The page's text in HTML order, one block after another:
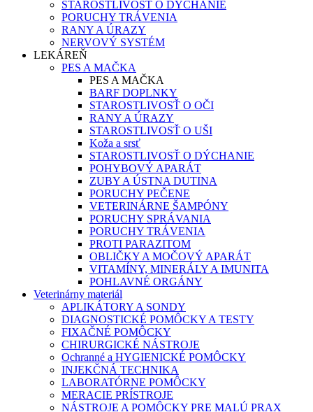
STAROSTLIVOSŤ O DÝCHANIE
PORUCHY TRÁVENIA
RANY A ÚRAZY
NERVOVÝ SYSTÉM
LEKÁREŇ
PES A MAČKA
PES A MAČKA
BARF DOPLNKY
STAROSTLIVOSŤ O OČI
RANY A ÚRAZY
STAROSTLIVOSŤ O UŠI
Koža a srsť
STAROSTLIVOSŤ O DÝCHANIE
POHYBOVÝ APARÁT
ZUBY A ÚSTNA DUTINA
PORUCHY PEČENE
VETERINÁRNE ŠAMPÓNY
PORUCHY SPRÁVANIA
PORUCHY TRÁVENIA
PROTI PARAZITOM
OBLIČKY A MOČOVÝ APARÁT
VITAMÍNY, MINERÁLY A IMUNITA
POHLAVNÉ ORGÁNY
Veterinárny materiál
APLIKÁTORY A SONDY
DIAGNOSTICKÉ POMÔCKY A TESTY
FIXAČNÉ POMÔCKY
CHIRURGICKÉ NÁSTROJE
Ochranné a HYGIENICKÉ POMÔCKY
INJEKČNÁ TECHNIKA
LABORATÓRNE POMÔCKY
MERACIE PRÍSTROJE
NÁSTROJE A POMÔCKY PRE MALÚ PRAX